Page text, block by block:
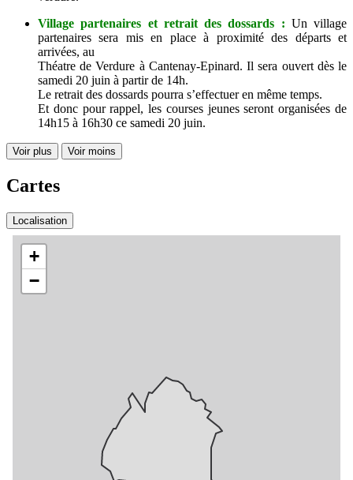
Village partenaires et retrait des dossards : Un village
partenaires sera mis en place à proximité des départs et
arrivées, au
Théatre de Verdure à Cantenay-Epinard. Il sera ouvert dès le
samedi 20 juin à partir de 14h.
Le retrait des dossards pourra s’effectuer en même temps.
Et donc pour rappel, les courses jeunes seront organisées de
14h15 à 16h30 ce samedi 20 juin.
Voir plus Voir moins
Cartes
Localisation